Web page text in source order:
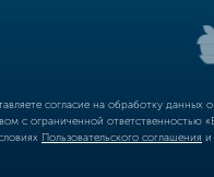
согласие на обработку
с ограниченной
Пользовательского соглашения и